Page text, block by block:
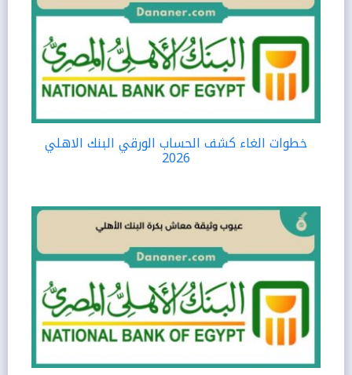
خطوات الغاء كشف الحساب الورقي البنك الاهلي
2026